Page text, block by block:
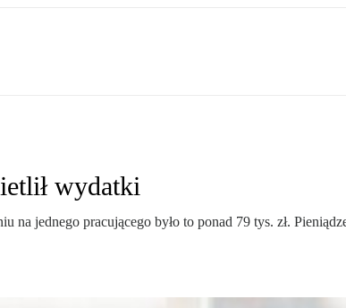
wydatki
jednego pracującego było to ponad 79 tys. zł.